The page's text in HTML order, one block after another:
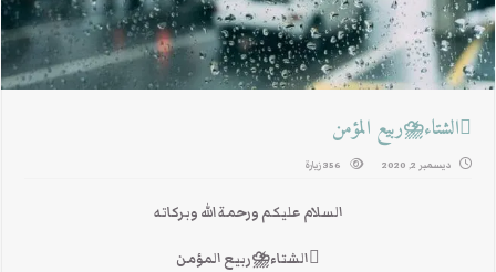
الشتاء⛈ربيع المؤمن
ديسمبر 2, 2020 356 زيارة
السلام عليكم ورحمة الله وبركاته
الشتاء⛈ربيع المؤمن